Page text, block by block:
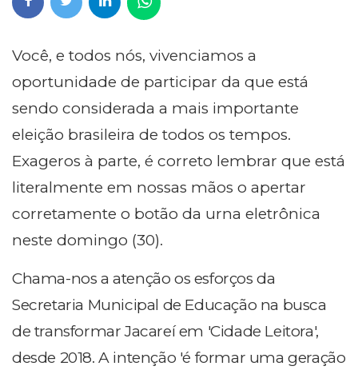
Você, e todos nós, vivenciamos a
oportunidade de participar da que está
sendo considerada a mais importante
eleição brasileira de todos os tempos.
Exageros à parte, é correto lembrar que está
literalmente em nossas mãos o apertar
corretamente o botão da urna eletrônica
neste domingo (30).
Chama-nos a atenção os esforços da
Secretaria Municipal de Educação na busca
de transformar Jacareí em 'Cidade Leitora',
desde 2018. A intenção 'é formar uma geração